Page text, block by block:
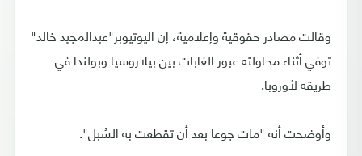
وقالت مصادر حقوقية وإعلامية، إن اليوتيوبر"عبدالمجيد خالد"
توفي أثناء محاولته عبور الغابات بين بيلاروسيا وبولندا في
طريقه لأوروبا.
وأوضحت أنه "مات جوعا بعد أن تقطعت به السُبل".